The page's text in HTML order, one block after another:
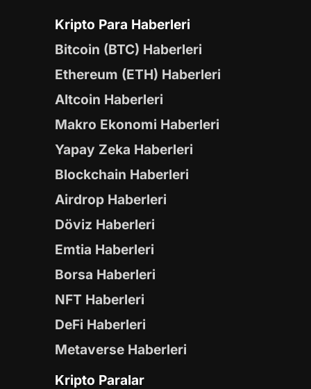
Kripto Para Haberleri
Bitcoin (BTC) Haberleri
Ethereum (ETH) Haberleri
Altcoin Haberleri
Makro Ekonomi Haberleri
Yapay Zeka Haberleri
Blockchain Haberleri
Airdrop Haberleri
Döviz Haberleri
Emtia Haberleri
Borsa Haberleri
NFT Haberleri
DeFi Haberleri
Metaverse Haberleri
Kripto Paralar